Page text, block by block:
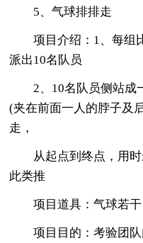
5、气球排排走
项目介绍：1、每组
派出10名队员
2、10名队员侧站成
(夹在前面一人的脖子及
走，
从起点到终点，用时
此类推
项目道具：气球若干
项目目的：考验团队